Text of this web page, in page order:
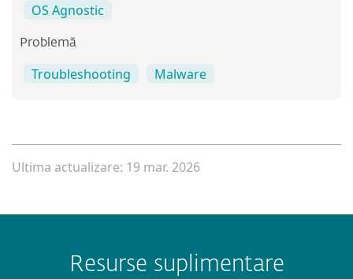
OS Agnostic
Problemă
Troubleshooting Malware
Ultima actualizare: 19 mar. 2026
Resurse suplimentare